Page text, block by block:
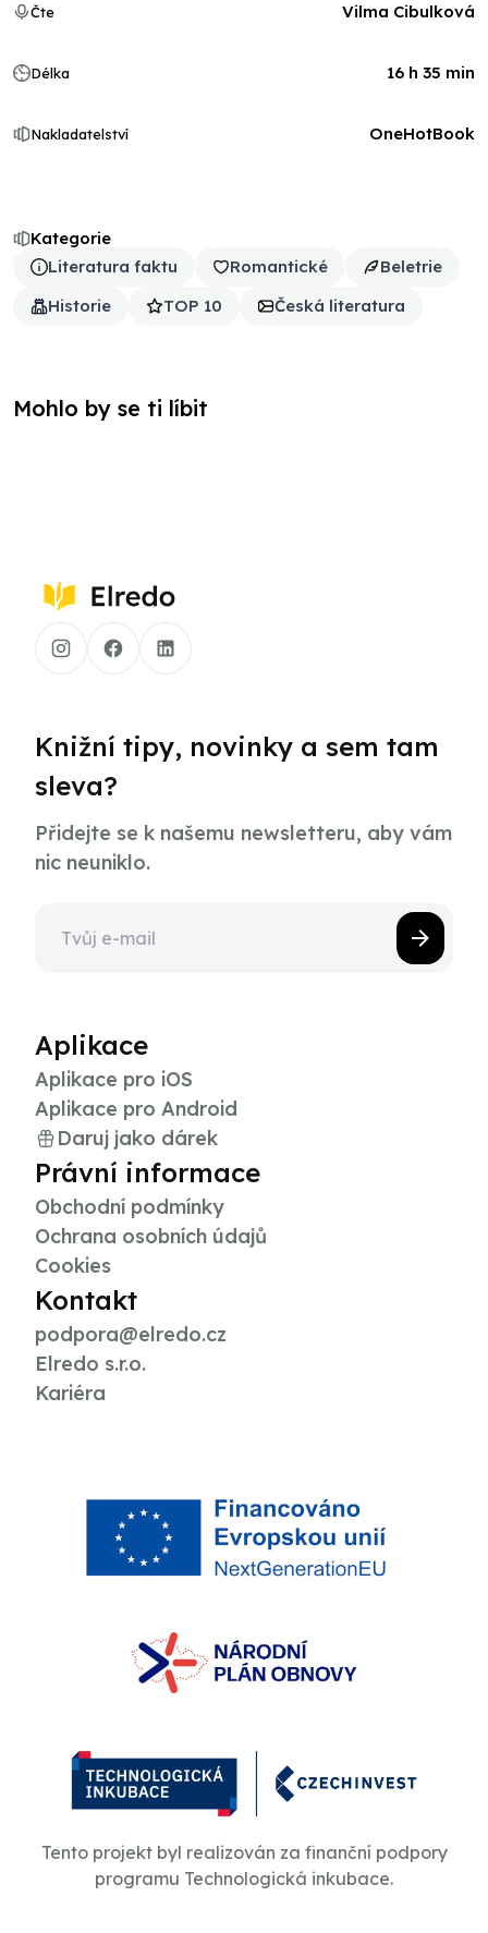
Kategorie
Literatura faktu
Romantické
Beletrie
Historie
TOP 10 Česká literatura
Čte Vilma Cibulková
Délka 16 h 35 min
Nakladatelství OneHotBook
Mohlo by se ti líbit
Knižní tipy, novinky a sem tam
sleva?
Přidejte se k našemu newsletteru, aby vám
nic neuniklo.
Aplikace
Aplikace pro iOS
Aplikace pro Android
Daruj jako dárek
Právní informace
Obchodní podmínky
Ochrana osobních údajů
Cookies
Kontakt
podpora@elredo.cz
Elredo s.r.o.
Kariéra
Tento projekt byl realizován za finanční podpory
programu Technologická inkubace.